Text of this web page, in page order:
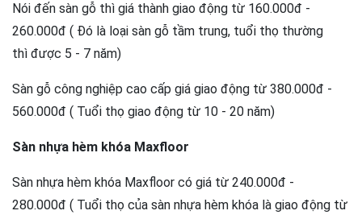
Nói đến sàn gỗ thì giá thành giao động từ 160.000đ -
260.000đ ( Đó là loại sàn gỗ tầm trung, tuổi thọ thường
thì được 5 - 7 năm)
Sàn gỗ công nghiệp cao cấp giá giao động từ 380.000đ -
560.000đ ( Tuổi thọ giao động từ 10 - 20 năm)
Sàn nhựa hèm khóa Maxfloor
Sàn nhựa hèm khóa Maxfloor có giá từ 240.000đ -
280.000đ ( Tuổi thọ của sàn nhựa hèm khóa là giao động từ